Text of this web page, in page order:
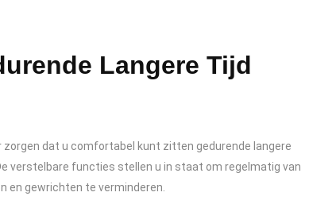
Langere Tijd
dat u comfortabel kunt zitten gedurende langere
verstelbare functies stellen u in staat om regelmatig van
en gewrichten te verminderen.